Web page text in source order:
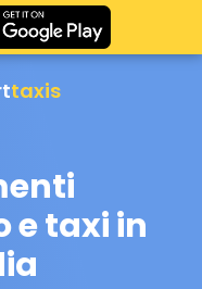
taxis
e taxi in